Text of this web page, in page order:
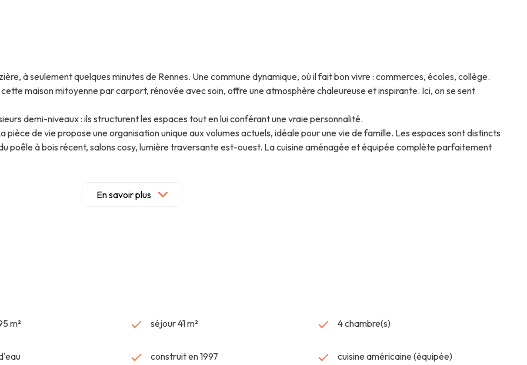
à seulement quelques minutes de Rennes. Une commune dynamique, où il fait bon vivre : commerces, écoles, collège.
maison mitoyenne par carport, rénovée avec soin, offre une atmosphère chaleureuse et inspirante. Ici, on se sent
demi-niveaux : ils structurent les espaces tout en lui conférant une vraie personnalité.
de vie propose une organisation unique aux volumes actuels, idéale pour une vie de famille. Les espaces sont distincts
poêle à bois récent, salons cosy, lumière traversante est-ouest. La cuisine aménagée et équipée complète parfaitement
terrasse, les jeux des enfants ou un coin potager. Il n'attend que votre imagination pour révéler tout son potentiel !
de l'acquéreur, soit un prix net vendeur de 362 320 € et des honoraires de 12 680 €.
En savoir plus
m² séjour 41 m² 4 chambre(s)
construit en 1997 cuisine américaine (équipée)